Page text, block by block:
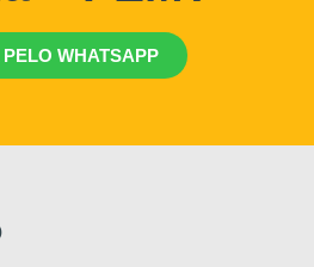
WHATSAPP